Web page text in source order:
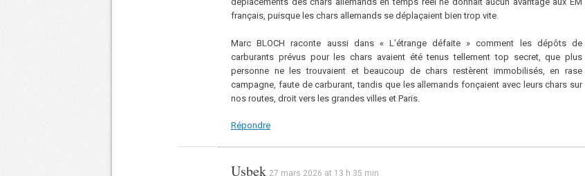
français, puisque les chars allemands se déplaçaient bien trop vite.
Marc BLOCH raconte aussi dans « L’étrange défaite » comment les dépôts de
carburants prévus pour les chars avaient été tenus tellement top secret, que plus
personne ne les trouvaient et beaucoup de chars restèrent immobilisés, en rase
campagne, faute de carburant, tandis que les allemands fonçaient avec leurs chars sur
nos routes, droit vers les grandes villes et Paris.
Répondre
Usbek 27 mars 2026 at 13 h 35 min